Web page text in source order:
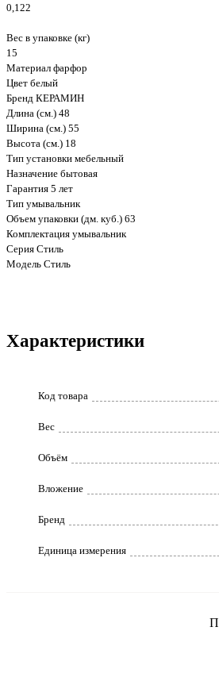
0,122
Вес в упаковке (кг)
15
Материал фарфор
Цвет белый
Бренд КЕРАМИН
Длина (см.) 48
Ширина (см.) 55
Высота (см.) 18
Тип установки мебельный
Назначение бытовая
Гарантия 5 лет
Тип умывальник
Объем упаковки (дм. куб.) 63
Комплектация умывальник
Серия Стиль
Модель Стиль
Характеристики
Код товара
Вес
Объём
Вложение
Бренд
Единица измерения